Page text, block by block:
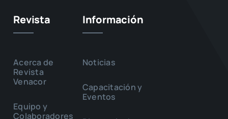
Revista
Acerca de
Revista
Venacor
Equipo y
Colaboradores
Información
Noticias
Capacitación y
Eventos